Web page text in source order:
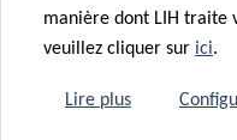
manière dont LIH traite
veuillez cliquer sur ici.
Lire plus